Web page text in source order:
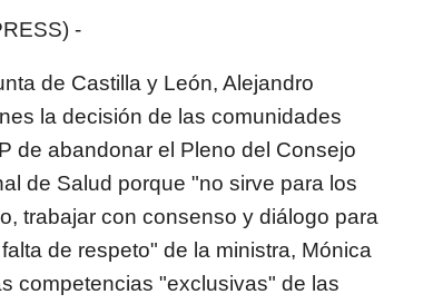
-
de Castilla y León, Alejandro
la decisión de las comunidades
de abandonar el Pleno del Consejo
de Salud porque "no sirve para los
trabajar con consenso y diálogo para
de respeto" de la ministra, Mónica
competencias "exclusivas" de las